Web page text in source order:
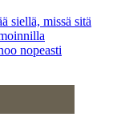
siellä, missä sitä
nopeasti